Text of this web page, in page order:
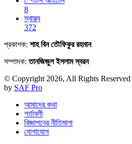
8
স্বাস্থ্য
372
প্রকাশক: শাহ বিন তৌফিকুর রহমান
সম্পাদক:তানজিজুল ইসলাম স্বরন
© Copyright 2026, All Rights Reserved
by SAF Pro
আমাদের কথা
শর্তাবলী
বিজ্ঞাপনের নীতিমালা
যোগাযোগ